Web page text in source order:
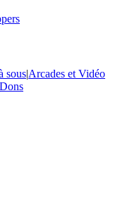
sous|Arcades et Vidéo
Dons